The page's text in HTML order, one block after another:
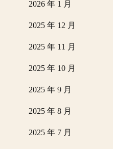
2026 年 1 月
2025 年 12 月
2025 年 11 月
2025 年 10 月
2025 年 9 月
2025 年 8 月
2025 年 7 月